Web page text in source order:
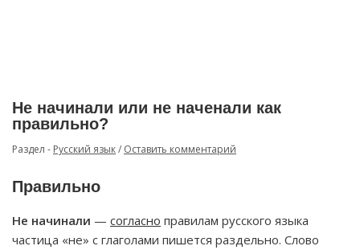
Не начинали или не наченали как
правильно?
Раздел - Русский язык/ Оставить комментарий
Правильно
Не начинали — согласно правилам русского языка
частица «не» с глаголами пишется раздельно. Слово